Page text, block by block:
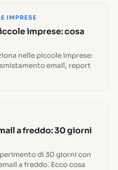
IMPRESE
imprese: cosa
nelle piccole imprese:
email, report
a freddo: 30 giorni
di 30 giorni con
a freddo. Ecco cosa